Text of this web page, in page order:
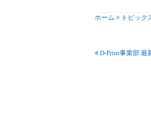
ホーム > トピック
D-Print事業部 最